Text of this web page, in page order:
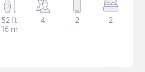
52 ft
16 m
4 2 2